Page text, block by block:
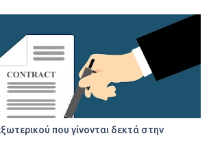
που γίνονται δεκτά στην